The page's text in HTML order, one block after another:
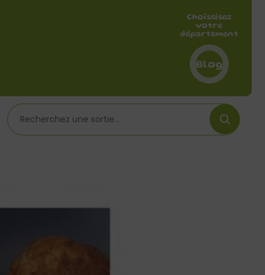
Choissisez
votre
département
Blog